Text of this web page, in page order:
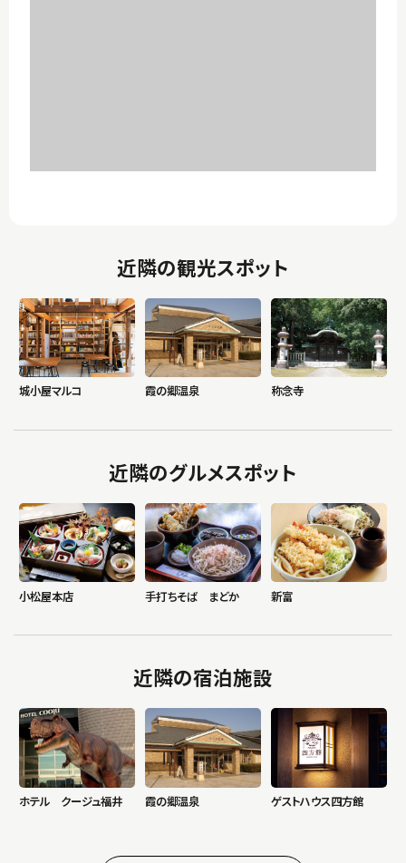
近隣の観光スポット
城小屋マルコ 霞の郷温泉 称念寺
近隣のグルメスポット
小松屋本店 手打ちそば まどか 新富
近隣の宿泊施設
ホテル クージュ福井 霞の郷温泉 ゲストハウス四方館